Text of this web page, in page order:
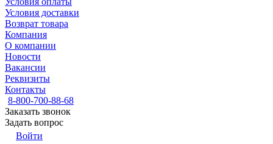
Условия доставки
Возврат товара
Компания
О компании
Новости
Вакансии
Реквизиты
Контакты
8-800-700-88-68
Заказать звонок
Задать вопрос
Войти